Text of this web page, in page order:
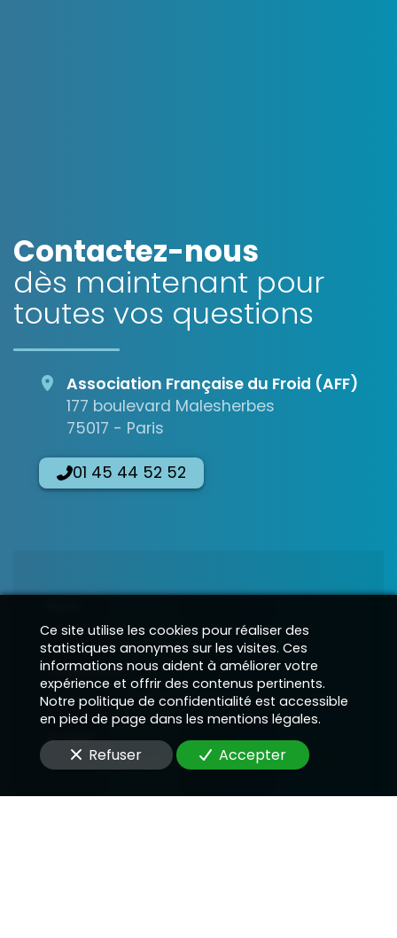
Contactez-nous
dès maintenant pour
toutes vos questions
Téléphone
E-Mail
Association Française du Froid (AFF)
177 boulevard Malesherbes
75017 - Paris
01 45 44 52 52
Ce site utilise les cookies pour réaliser des
statistiques anonymes sur les visites. Ces
informations nous aident à améliorer votre
expérience et offrir des contenus pertinents.
Notre politique de confidentialité est accessible
en pied de page dans les mentions légales.
Refuser Accepter